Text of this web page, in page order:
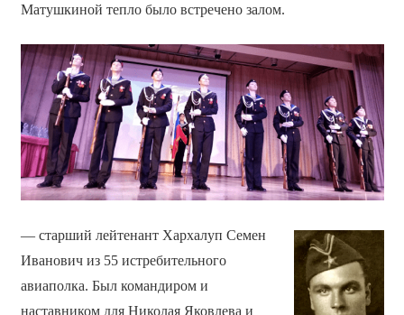
Матушкиной тепло было встречено залом.
— старший лейтенант Хархалуп Семен
Иванович из 55 истребительного
авиаполка. Был командиром и
наставником для Николая Яковлева и